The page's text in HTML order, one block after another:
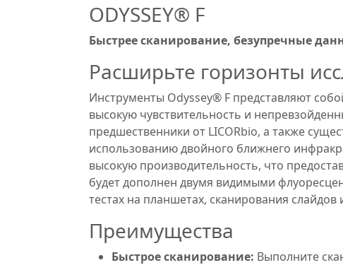
ODYSSEY® F
Быстрее сканирование, безупречные
Расширьте горизонты
Инструменты Odyssey® F представляют
высокую чувствительность и
предшественники от LICORbio, а также
использованию двойного ближнего
высокую производительность, что
будет дополнен двумя видимыми
тестах на планшетах, сканирования слайдов
Преимущества
Быстрое сканирование: Выполните